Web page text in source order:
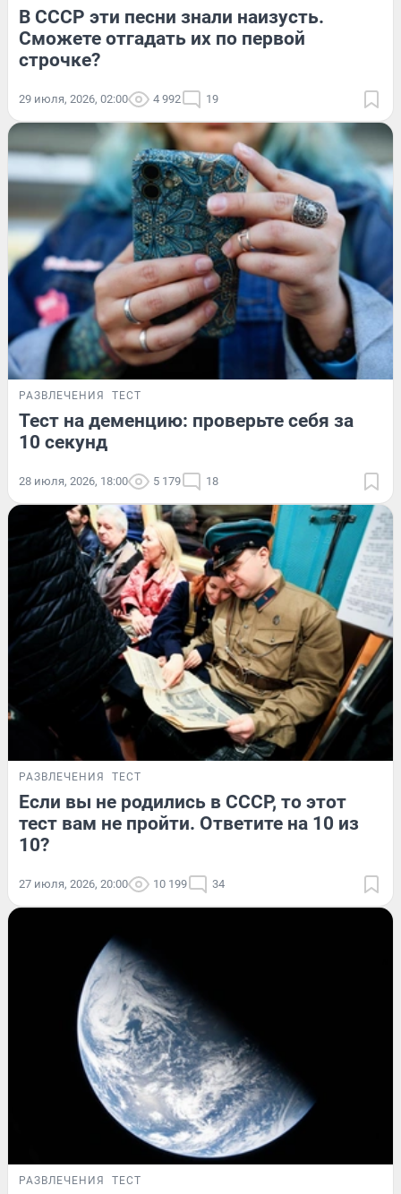
В СССР эти песни знали наизусть.
Сможете отгадать их по первой
строчке?
29 июля, 2026, 02:00 4 992 19
РАЗВЛЕЧЕНИЯ ТЕСТ
Тест на деменцию: проверьте себя за
10 секунд
28 июля, 2026, 18:00 5 179 18
РАЗВЛЕЧЕНИЯ ТЕСТ
Если вы не родились в СССР, то этот
тест вам не пройти. Ответите на 10 из
10?
27 июля, 2026, 20:00 10 199 34
РАЗВЛЕЧЕНИЯ ТЕСТ